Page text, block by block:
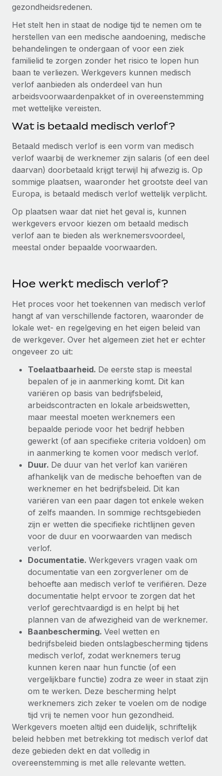
Zzp'ers internationaal onboarden en beheren
PEO
Ingewikkelde HR-taken eenvoudig uitbesteden
INFRASTRUCTUUR
Remote Embedded
HR naadloos in workflows integreren
Ingebouwde essentiële HR-functies voor je team
Verbinden Nieuw
AI-tools koppelen aan Remote met onze MCP
Integraties
Processen stroomlijnen met essentiële zakelijke tools
DIENSTEN
Vraag een expert
Achtergrondonderzoek
Vereenvoudig het screeningsproces van
kandidaten
Compliance Watchtower
Blijf compliance-risico's voor
Apparaatbeheer
Lever en track wereldwijd IT-middelen
Entiteiten oprichten
Stel snel compliant entiteiten op
Mobiliteit en overplaatsing
Plaats werknemers moeiteloos over
Secundaire arbeidsvoorwaarden
GROEIFASE
Start-ups
Flexibele global HR en payroll solutions voor groeiende
bedrijven
Mid-market
Teams uitbreiden met HR solutions op maat
Enterprise
WERK MET ONS SAMEN
Strategische technologiepartners
Integreer global HR flexibel in je platform
Een partner worden
Ontdek hoe je met ons kunt samenwerken
Remote Build Binnenkort beschikbaar
Betalingscalculator voor zzp'ers
LEREN MET REMOTE
Onderzoek en gidsen
Casestudy's
HR-woordenlijst
Bibliotheek met functiebeschrijvingen
Webinars
Newsroom
Inzicht in salaris en talent
Support
Alle bronnen bekijken
BLOG
Global Payroll
EOR en PEO
Contractor Management
Naar de blog
BLOG
Productupdates van Remote: Gusto- en Xero-
integraties en Contractor Management Plus
Het blijft de missie van Remote om alle soorten bedrijven
te helpen bij het aannemen, beheren en...
Meer informatie
Hoe Phiture 55 werknemers in 19 landen
beheert met Remote
Phiture, een toonaangevende leider in de wereldwijde
mobiele groeiadviessector, zet zich sinds 2016...
Meer informatie
Nederlands
Français
Deutsch
Español
日本語
한국어
中文（简体）
gezondheidsredenen.
Het stelt hen in staat de nodige tijd te nemen om te
herstellen van een medische aandoening, medische
behandelingen te ondergaan of voor een ziek
familielid te zorgen zonder het risico te lopen hun
baan te verliezen. Werkgevers kunnen medisch
verlof aanbieden als onderdeel van hun
arbeidsvoorwaardenpakket of in overeenstemming
met wettelijke vereisten.
Wat is betaald medisch verlof?
Betaald medisch verlof is een vorm van medisch
verlof waarbij de werknemer zijn salaris (of een deel
daarvan) doorbetaald krijgt terwijl hij afwezig is. Op
sommige plaatsen, waaronder het grootste deel van
Europa, is betaald medisch verlof wettelijk verplicht.
Op plaatsen waar dat niet het geval is, kunnen
werkgevers ervoor kiezen om betaald medisch
verlof aan te bieden als werknemersvoordeel,
meestal onder bepaalde voorwaarden.
Hoe werkt medisch verlof?
Het proces voor het toekennen van medisch verlof
hangt af van verschillende factoren, waaronder de
lokale wet- en regelgeving en het eigen beleid van
de werkgever. Over het algemeen ziet het er echter
ongeveer zo uit:
Toelaatbaarheid. De eerste stap is meestal
bepalen of je in aanmerking komt. Dit kan
variëren op basis van bedrijfsbeleid,
arbeidscontracten en lokale arbeidswetten,
maar meestal moeten werknemers een
bepaalde periode voor het bedrijf hebben
gewerkt (of aan specifieke criteria voldoen) om
in aanmerking te komen voor medisch verlof.
Duur. De duur van het verlof kan variëren
afhankelijk van de medische behoeften van de
werknemer en het bedrijfsbeleid. Dit kan
variëren van een paar dagen tot enkele weken
of zelfs maanden. In sommige rechtsgebieden
zijn er wetten die specifieke richtlijnen geven
voor de duur en voorwaarden van medisch
verlof.
Documentatie. Werkgevers vragen vaak om
documentatie van een zorgverlener om de
behoefte aan medisch verlof te verifiëren. Deze
documentatie helpt ervoor te zorgen dat het
verlof gerechtvaardigd is en helpt bij het
plannen van de afwezigheid van de werknemer.
Baanbescherming. Veel wetten en
bedrijfsbeleid bieden ontslagbescherming tijdens
medisch verlof, zodat werknemers terug
kunnen keren naar hun functie (of een
vergelijkbare functie) zodra ze weer in staat zijn
om te werken. Deze bescherming helpt
werknemers zich zeker te voelen om de nodige
tijd vrij te nemen voor hun gezondheid.
Werkgevers moeten altijd een duidelijk, schriftelijk
beleid hebben met betrekking tot medisch verlof dat
deze gebieden dekt en dat volledig in
overeenstemming is met alle relevante wetten.